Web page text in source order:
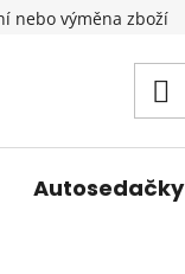
nebo výměna zboží
Autosedačky